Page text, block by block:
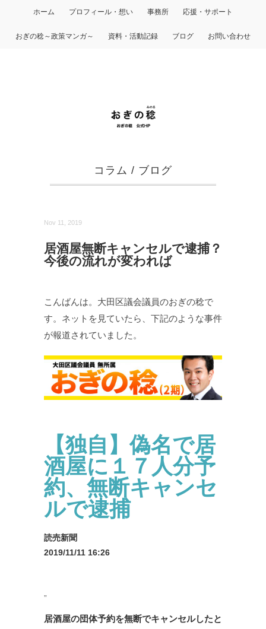
ホーム プロフィール・想い 事務所 応援・サポート
おぎの稔～政策マンガ～ 資料・活動記録 ブログ お問い合わせ
コラム / ブログ
Nov 11, 2019
居酒屋無断キャンセルで逮捕？
今後の流れが変われば
こんばんは。大田区議会議員のおぎの稔で
す。ネットを見ていたら、下記のような事件
が報道されていました。
【独自】偽名で居
酒屋に１７人分予
約、無断キャンセ
ルで逮捕
読売新聞
2019/11/11 16:26
居酒屋の団体予約を無断でキャンセルしたと